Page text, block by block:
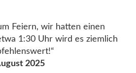
Feiern, wir hatten einen
1:30 Uhr wird es ziemlich
2025